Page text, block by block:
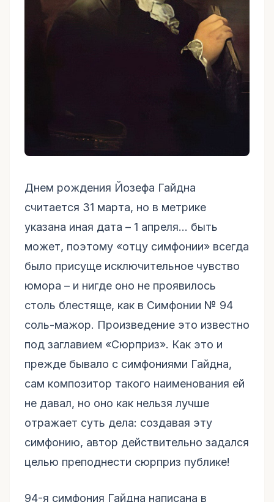
Днем рождения Йозефа Гайдна
считается 31 марта, но в метрике
указана иная дата – 1 апреля… быть
может, поэтому «отцу симфонии» всегда
было присуще исключительное чувство
юмора – и нигде оно не проявилось
столь блестяще, как в Симфонии № 94
соль-мажор. Произведение это известно
под заглавием «Сюрприз». Как это и
прежде бывало с симфониями Гайдна,
сам композитор такого наименования ей
не давал, но оно как нельзя лучше
отражает суть дела: создавая эту
симфонию, автор действительно задался
целью преподнести сюрприз публике!
94-я симфония Гайдна написана в